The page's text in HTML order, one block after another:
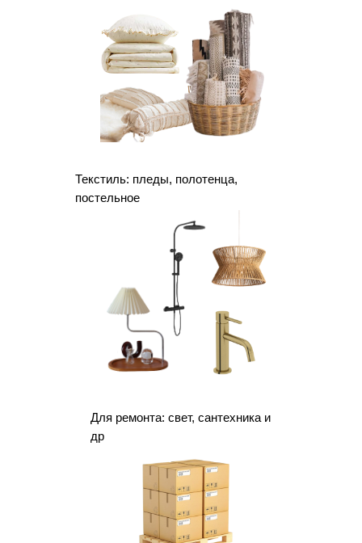
Текстиль: пледы, полотенца,
постельное
Для ремонта: свет, сантехника и
др